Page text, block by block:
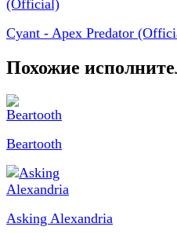
Cyant - Apex Predator
Похожие
Beartooth
Asking Alexandria